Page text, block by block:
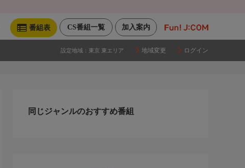
加入案内
CS番組一覧
番組表
設定地域： 東京 東エリア 地域変更 ログイン
同じジャンルのおすすめ番組